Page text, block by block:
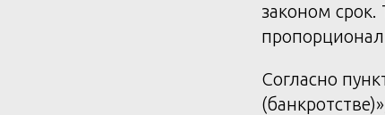
законом срок.
Согласно